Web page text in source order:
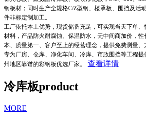
钢板材；同时生产全规格C/Z型钢、楼承板、围挡及活
件非标定制加工。
工厂依托本土优势，现货储备充足，可实现当天下单
材料，产品防火耐腐蚀、保温防水，无中间商加价，
本、质量第一、客户至上的经营理念，提供免费测量、
专为厂房、仓库、净化车间、冷库、市政围挡等工程
州地区靠谱的彩钢板优选厂家。
查看详情
冷库板product
MORE